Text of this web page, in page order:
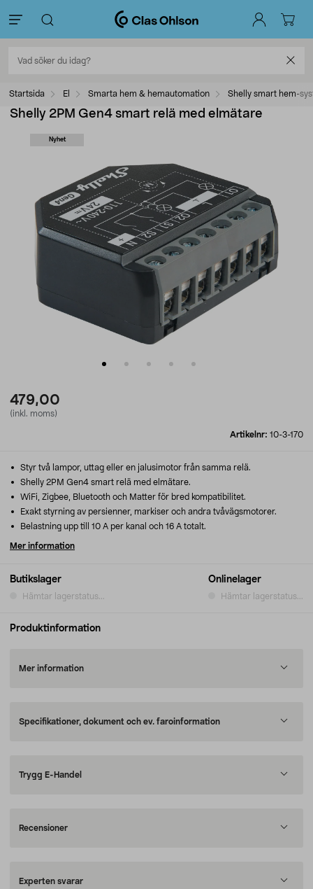
Startsida El Smarta hem & hemautomation Shelly smart hem-
Shelly 2PM Gen4 smart relä med elmätare
Nyhet
479,00
(inkl. moms)
Artikelnr: 10-3-170
Butikslager
Hämtar lagerstatus...
Onlinelager
Hämtar lagerstatus...
Styr två lampor, uttag eller en jalusimotor från samma relä.
Shelly 2PM Gen4 smart relä med elmätare.
WiFi, Zigbee, Bluetooth och Matter för bred kompatibilitet.
Exakt styrning av persienner, markiser och andra tvåvägsmotorer.
Belastning upp till 10 A per kanal och 16 A totalt.
Mer information
Produktinformation
Mer information
Specifikationer, dokument och ev. faroinformation
Trygg E-Handel
Recensioner
Experten svarar